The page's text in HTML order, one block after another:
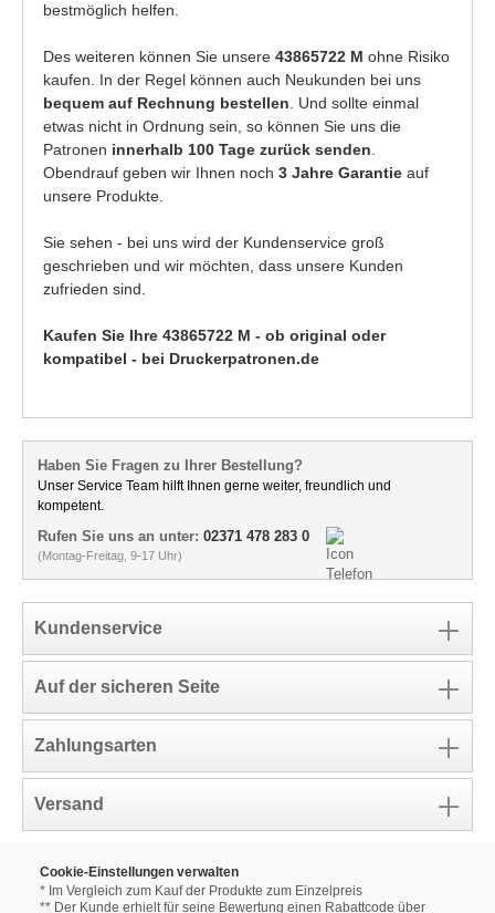
bestmöglich helfen.
Des weiteren können Sie unsere 43865722 M ohne Risiko
kaufen. In der Regel können auch Neukunden bei uns
bequem auf Rechnung bestellen. Und sollte einmal
etwas nicht in Ordnung sein, so können Sie uns die
Patronen innerhalb 100 Tage zurück senden.
Obendrauf geben wir Ihnen noch 3 Jahre Garantie auf
unsere Produkte.
Sie sehen - bei uns wird der Kundenservice groß
geschrieben und wir möchten, dass unsere Kunden
zufrieden sind.
Kaufen Sie Ihre 43865722 M - ob original oder
kompatibel - bei Druckerpatronen.de
Haben Sie Fragen zu Ihrer Bestellung?
Unser Service Team hilft Ihnen gerne weiter, freundlich und
kompetent.
Rufen Sie uns an unter: 02371 478 283 0
(Montag-Freitag, 9-17 Uhr)
Kundenservice
Auf der sicheren Seite
Zahlungsarten
Versand
Cookie-Einstellungen verwalten
* Im Vergleich zum Kauf der Produkte zum Einzelpreis
** Der Kunde erhielt für seine Bewertung einen Rabattcode über